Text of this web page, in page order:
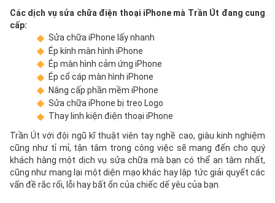
Các dịch vụ sửa chữa điện thoại iPhone mà Trần Út đang cung
cấp:
Sửa chữa iPhone lấy nhanh
Ép kính màn hình iPhone
Ép màn hình cảm ứng iPhone
Ép cổ cáp màn hình iPhone
Nâng cấp phần mềm iPhone
Sửa chữa iPhone bị treo Logo
Thay linh kiện điện thoại iPhone
Trần Út với đội ngũ kĩ thuật viên tay nghề cao, giàu kinh nghiệm
cũng như tỉ mỉ, tận tâm trong công việc sẽ mang đến cho quý
khách hàng một dịch vụ sửa chữa mà bạn có thể an tâm nhất,
cũng như mang lại một diện mạo khác hay lập tức giải quyết các
vấn đề rắc rối, lỗi hay bất ổn của chiếc dế yêu của bạn.